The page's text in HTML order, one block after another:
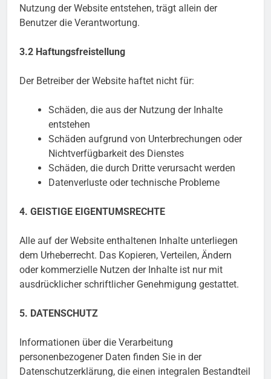
Nutzung der Website entstehen, trägt allein der
Benutzer die Verantwortung.
3.2 Haftungsfreistellung
Der Betreiber der Website haftet nicht für:
Schäden, die aus der Nutzung der Inhalte
entstehen
Schäden aufgrund von Unterbrechungen oder
Nichtverfügbarkeit des Dienstes
Schäden, die durch Dritte verursacht werden
Datenverluste oder technische Probleme
4. GEISTIGE EIGENTUMSRECHTE
Alle auf der Website enthaltenen Inhalte unterliegen
dem Urheberrecht. Das Kopieren, Verteilen, Ändern
oder kommerzielle Nutzen der Inhalte ist nur mit
ausdrücklicher schriftlicher Genehmigung gestattet.
5. DATENSCHUTZ
Informationen über die Verarbeitung
personenbezogener Daten finden Sie in der
Datenschutzerklärung, die einen integralen Bestandteil